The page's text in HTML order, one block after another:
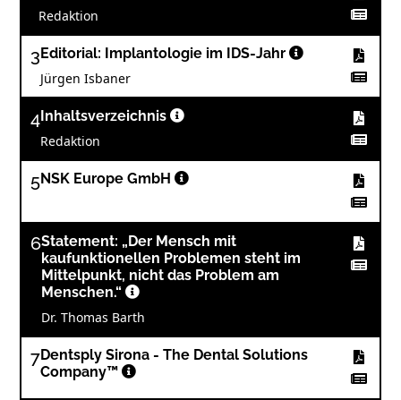
Redaktion
3 Editorial: Implantologie im IDS-Jahr
Jürgen Isbaner
4 Inhaltsverzeichnis
Redaktion
5NSK Europe GmbH
6Statement: „Der Mensch mit
kaufunktionellen Problemen steht im
Mittelpunkt, nicht das Problem am
Menschen.“
Dr. Thomas Barth
7Dentsply Sirona - The Dental Solutions
Company™